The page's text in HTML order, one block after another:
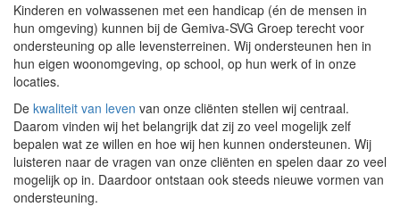
Kinderen en volwassenen met een handicap (én de mensen in
hun omgeving) kunnen bij de Gemiva-SVG Groep terecht voor
ondersteuning op alle levensterreinen. Wij ondersteunen hen in
hun eigen woonomgeving, op school, op hun werk of in onze
locaties.
De kwaliteit van leven van onze cliënten stellen wij centraal.
Daarom vinden wij het belangrijk dat zij zo veel mogelijk zelf
bepalen wat ze willen en hoe wij hen kunnen ondersteunen. Wij
luisteren naar de vragen van onze cliënten en spelen daar zo veel
mogelijk op in. Daardoor ontstaan ook steeds nieuwe vormen van
ondersteuning.